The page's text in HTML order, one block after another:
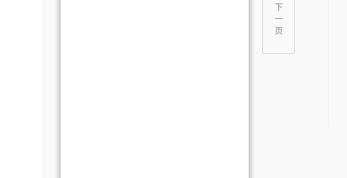
下
一
页